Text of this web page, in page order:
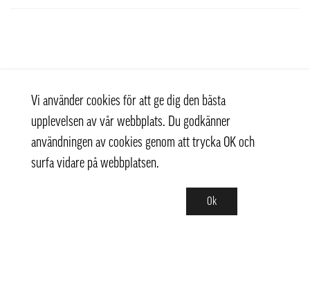
Vi använder cookies för att ge dig den bästa
upplevelsen av vår webbplats. Du godkänner
användningen av cookies genom att trycka OK och
surfa vidare på webbplatsen.
Ok